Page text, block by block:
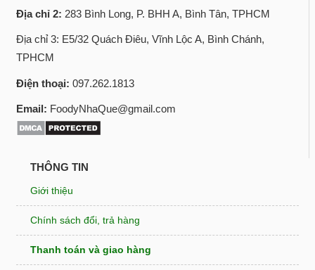
Địa chỉ 2: 283 Bình Long, P. BHH A, Bình Tân, TPHCM
Địa chỉ 3: E5/32 Quách Điêu, Vĩnh Lộc A, Bình Chánh,
TPHCM
Điện thoại: 097.262.1813
Email: FoodyNhaQue@gmail.com
THÔNG TIN
Giới thiệu
Chính sách đổi, trả hàng
Thanh toán và giao hàng